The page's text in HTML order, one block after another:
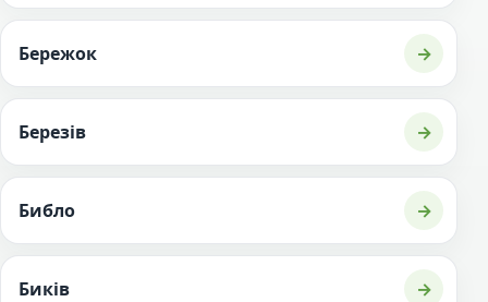
Бережок →
Березів →
Библо →
Биків →